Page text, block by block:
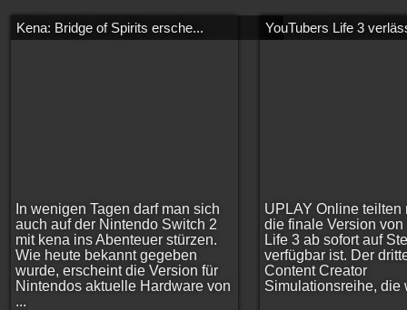
Kena: Bridge of Spirits ersche...
In wenigen Tagen darf man sich
auch auf der Nintendo Switch 2
mit kena ins Abenteuer stürzen.
Wie heute bekannt gegeben
wurde, erscheint die Version für
Nintendos aktuelle Hardware von
...
YouTubers Life 3
UPLAY Online teilten
die finale Version von
Life 3 ab sofort auf
verfügbar ist. Der
Content Creator
Simulationsreihe, die